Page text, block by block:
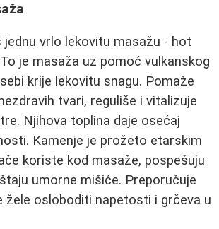
jednu vrlo lekovitu masažu - hot
je masaža uz pomoć vulkanskog
krije lekovitu snagu. Pomaže
tvari, reguliše i vitalizuje
Njihova toplina daje osećaj
Kamenje je prožeto etarskim
koriste kod masaže, pospešuju
umorne mišiće. Preporučuje
žele osloboditi napetosti i grčeva u